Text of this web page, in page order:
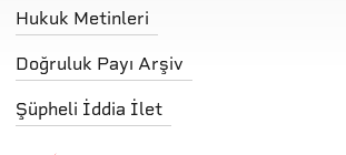
Hukuk Metinleri
Doğruluk Payı Arşiv
Şüpheli İddia İlet